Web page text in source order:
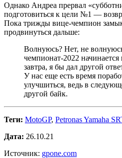
Однако Андреа прервал
подготовиться к цели №1 —
Пока трижды вице-чемпион
продвинуться дальше:
Волнуюсь? Нет, не
чемпионат-2022 начинается
завтра, я бы дал другой
У нас еще есть время
улучшиться, ведь в
другой байк.
Теги: MotoGP, Petronas Yamaha
Дата: 26.10.21
Источник: gpone.com